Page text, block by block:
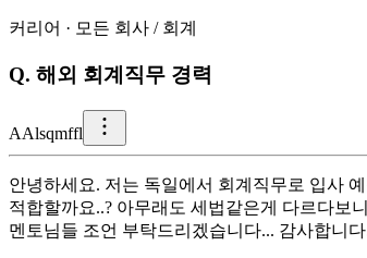
커리어 · 모든 회사 / 회계
Q. 해외 회계직무 경력
AAlsqmffl
안녕하세요. 저는 독일에서 회계직무로 입사
적합할까요..? 아무래도 세법같은게 다르다보
멘토님들 조언 부탁드리겠습니다... 감사합니